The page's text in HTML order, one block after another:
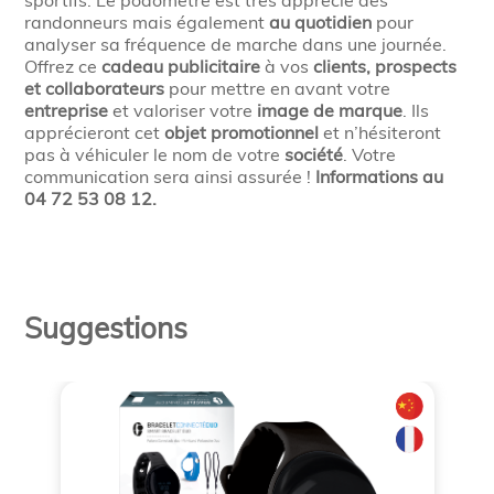
randonneurs mais égalementau quotidien pour
analyser sa fréquence de marche dans une journée.
Offrez cecadeau publicitaire à vosclients, prospects
et collaborateurs pour mettre en avant votre
entreprise et valoriser votre image de marque. Ils
apprécieront cetobjet promotionnel et n’hésiteront
pas à véhiculer le nom de votre société. Votre
communication sera ainsi assurée ! Informations au
04 72 53 08 12.
Suggestions